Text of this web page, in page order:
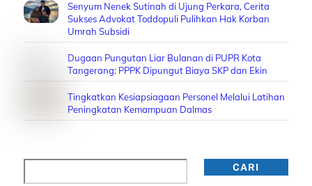
Senyum Nenek Sutinah di Ujung Perkara, Cerita
Sukses Advokat Toddopuli Pulihkan Hak Korban
Umrah Subsidi
Dugaan Pungutan Liar Bulanan di PUPR Kota
Tangerang: PPPK Dipungut Biaya SKP dan Ekin
Tingkatkan Kesiapsiagaan Personel Melalui Latihan
Peningkatan Kemampuan Dalmas
CARI